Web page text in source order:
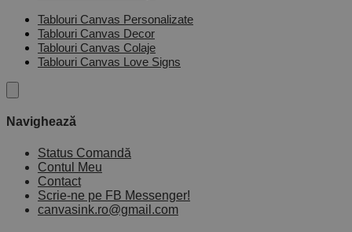
Tablouri Canvas Personalizate
Tablouri Canvas Decor
Tablouri Canvas Colaje
Tablouri Canvas Love Signs
Navighează
Status Comandă
Contul Meu
Contact
Scrie-ne pe FB Messenger!
canvasink.ro@gmail.com